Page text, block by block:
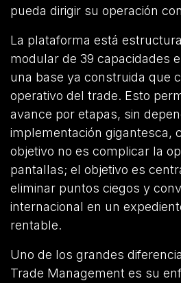
pueda dirigir su operación
La plataforma está
modular de 39 capacidades
una base ya construida que
operativo del trade. Esto
avance por etapas, sin
implementación gigantesca,
objetivo no es complicar la
pantallas; el objetivo es
eliminar puntos ciegos y
internacional en un
rentable.
Uno de los grandes
Trade Management es su